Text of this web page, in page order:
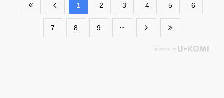
​1 ​2 ​3 ​4 ​5 ​6
​7 ​8 ​9